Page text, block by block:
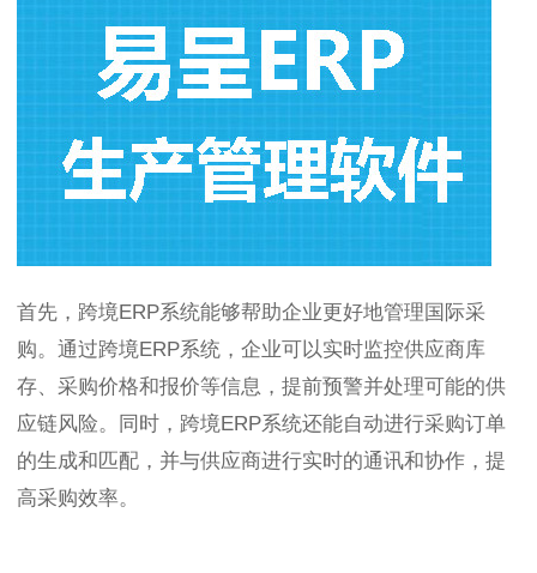
首先，跨境ERP系统能够帮助企业更好地管理国际采
购。通过跨境ERP系统，企业可以实时监控供应商库
存、采购价格和报价等信息，提前预警并处理可能的供
应链风险。同时，跨境ERP系统还能自动进行采购订单
的生成和匹配，并与供应商进行实时的通讯和协作，提
高采购效率。